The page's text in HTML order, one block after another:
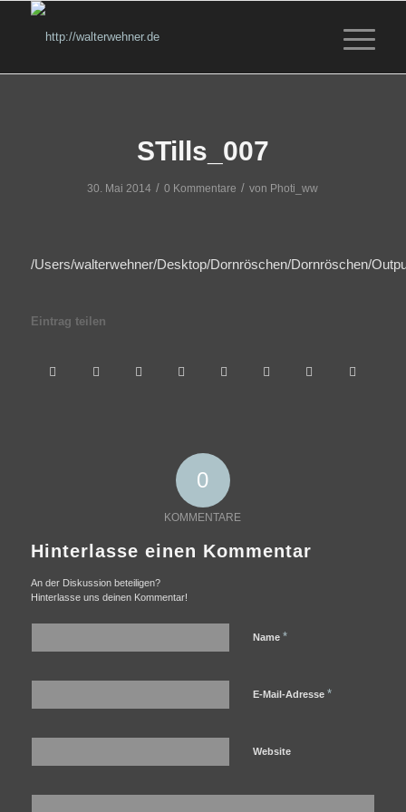
STills_007
30. Mai 2014 / 0 Kommentare / von Photi_ww
/Users/walterwehner/Desktop/Dornröschen/Dornröschen/
Eintrag teilen
0
KOMMENTARE
Hinterlasse einen Kommentar
An der Diskussion beteiligen?
Hinterlasse uns deinen Kommentar!
Name *
E-Mail-Adresse *
Website